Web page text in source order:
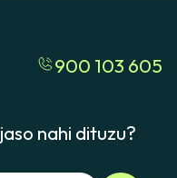
900 103 605
nahi dituzu?